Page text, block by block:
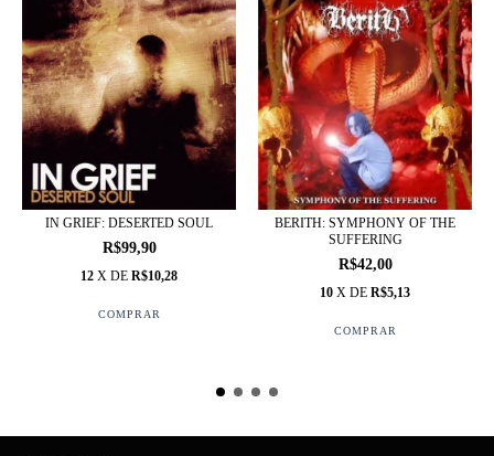
IN GRIEF: DESERTED SOUL
R$99,90
12 X DE R$10,28
BERITH: SYMPHONY OF THE
SUFFERING
R$42,00
10 X DE R$5,13